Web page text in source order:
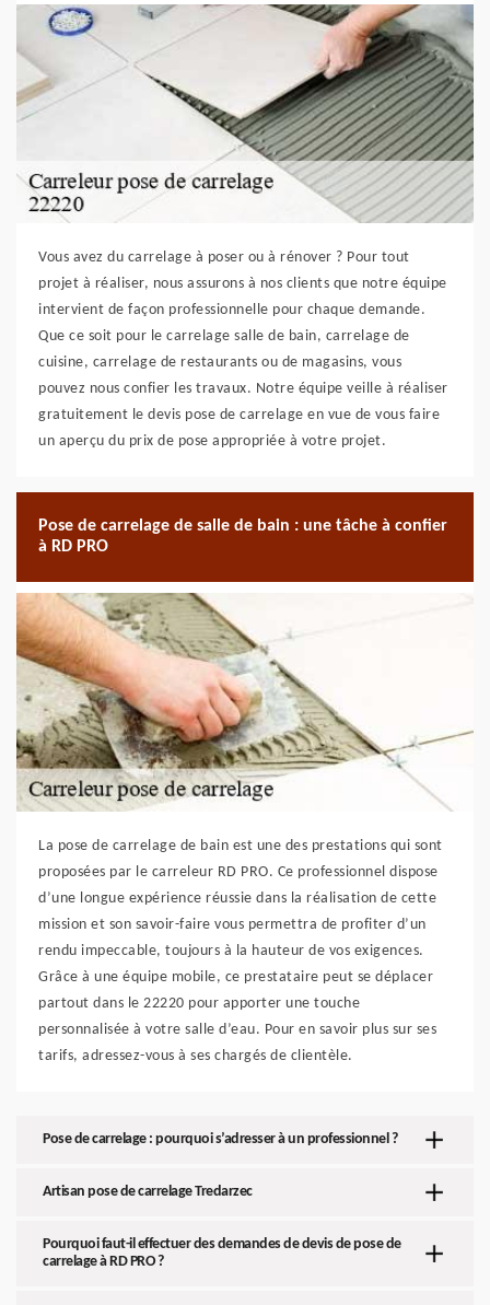
Vous avez du carrelage à poser ou à rénover ? Pour tout
projet à réaliser, nous assurons à nos clients que notre équipe
intervient de façon professionnelle pour chaque demande.
Que ce soit pour le carrelage salle de bain, carrelage de
cuisine, carrelage de restaurants ou de magasins, vous
pouvez nous confier les travaux. Notre équipe veille à réaliser
gratuitement le devis pose de carrelage en vue de vous faire
un aperçu du prix de pose appropriée à votre projet.
Pose de carrelage de salle de bain : une tâche à confier
à RD PRO
La pose de carrelage de bain est une des prestations qui sont
proposées par le carreleur RD PRO. Ce professionnel dispose
d’une longue expérience réussie dans la réalisation de cette
mission et son savoir-faire vous permettra de profiter d’un
rendu impeccable, toujours à la hauteur de vos exigences.
Grâce à une équipe mobile, ce prestataire peut se déplacer
partout dans le 22220 pour apporter une touche
personnalisée à votre salle d’eau. Pour en savoir plus sur ses
tarifs, adressez-vous à ses chargés de clientèle.
Pose de carrelage : pourquoi s’adresser à un professionnel ?
Artisan pose de carrelage Tredarzec
Pourquoi faut-il effectuer des demandes de devis de pose de
carrelage à RD PRO ?